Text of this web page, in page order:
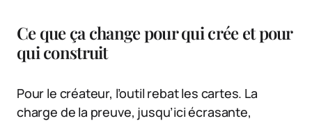
Ce que ça change pour qui crée et pour
qui construit
Pour le créateur, l’outil rebat les cartes. La
charge de la preuve, jusqu’ici écrasante,